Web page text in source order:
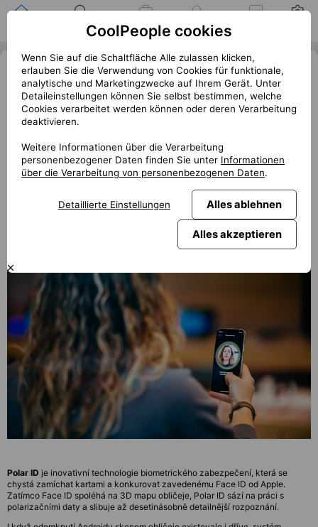
Position
Jobs
Android dostane své „Face ID“: Polar
ID možná překoná i Apple
« Zurück
Připravte se na revoluci v biometrickém zabezpečení.
Polar ID, inovativní technologie s detailním rozpoznáním se
chystá pokořit Androidy. Stane se skutečně konkurencí
Polar ID je inovativní technologie biometrického zabezpečení, která se
chystá zamíchat kartami a konkurovat zavedenému Face ID od Apple.
Zatímco Face ID spoléhá na 3D mapu obličeje, Polar ID sází na práci s
polarizačními daty a slibuje až desetinásobně detailnější rozpoznání.
CoolPeople cookies
Wenn Sie auf die Schaltfläche Alle zulassen klicken,
erlauben Sie die Verwendung von Cookies für funktionale,
analytische und Marketingzwecke auf Ihrem Gerät. Unter
Detaileinstellungen können Sie selbst bestimmen, welche
Cookies verarbeitet werden können oder deren Verarbeitung
deaktivieren.
Weitere Informationen über die Verarbeitung
personenbezogener Daten finden Sie unter Informationen
über die Verarbeitung von personenbezogenen Daten.
Detaillierte Einstellungen Alles ablehnen
Alles akzeptieren